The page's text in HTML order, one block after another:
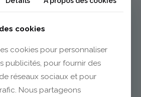
Ferrand
cookies
cookies pour personnaliser
publicités, pour fournir des
réseaux sociaux et pour
Nous partageons